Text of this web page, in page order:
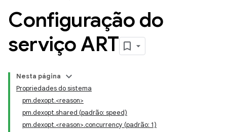
Configuração do
serviço ART
Nesta página
Propriedades do sistema
pm.dexopt.<reason>
pm.dexopt.shared (padrão: speed)
pm.dexopt.<reason>.concurrency (padrão: 1)